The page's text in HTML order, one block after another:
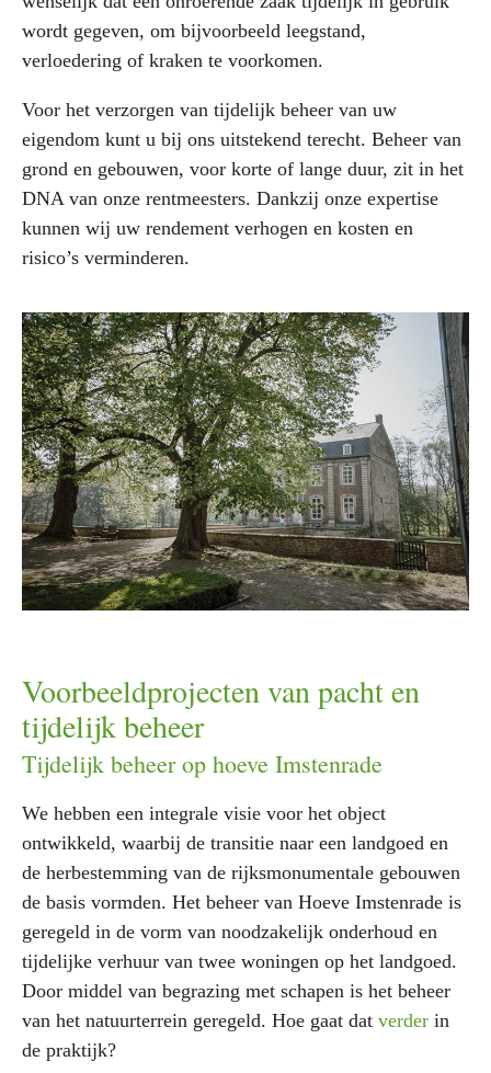
wordt gegeven, om bijvoorbeeld leegstand,
verloedering of kraken te voorkomen.
Voor het verzorgen van tijdelijk beheer van uw
eigendom kunt u bij ons uitstekend terecht. Beheer van
grond en gebouwen, voor korte of lange duur, zit in het
DNA van onze rentmeesters. Dankzij onze expertise
kunnen wij uw rendement verhogen en kosten en
risico’s verminderen.
Voorbeeldprojecten van pacht en
tijdelijk beheer
Tijdelijk beheer op hoeve Imstenrade
We hebben een integrale visie voor het object
ontwikkeld, waarbij de transitie naar een landgoed en
de herbestemming van de rijksmonumentale gebouwen
de basis vormden. Het beheer van Hoeve Imstenrade is
geregeld in de vorm van noodzakelijk onderhoud en
tijdelijke verhuur van twee woningen op het landgoed.
Door middel van begrazing met schapen is het beheer
van het natuurterrein geregeld. Hoe gaat dat verder in
de praktijk?